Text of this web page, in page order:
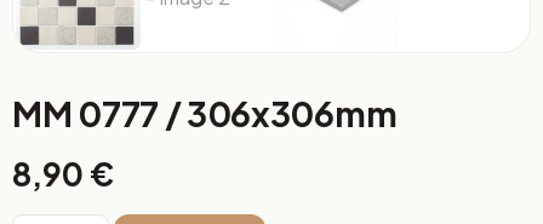
MM 0777 / 306x306mm
8,90 €